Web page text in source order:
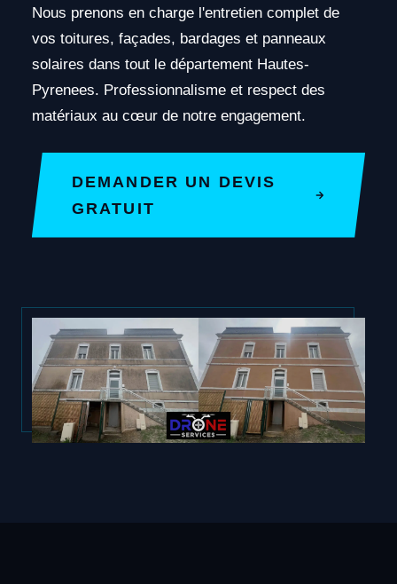
Nous prenons en charge l'entretien complet de
vos toitures, façades, bardages et panneaux
solaires dans tout le département Hautes-
Pyrenees. Professionnalisme et respect des
matériaux au cœur de notre engagement.
DEMANDER UN DEVIS
GRATUIT